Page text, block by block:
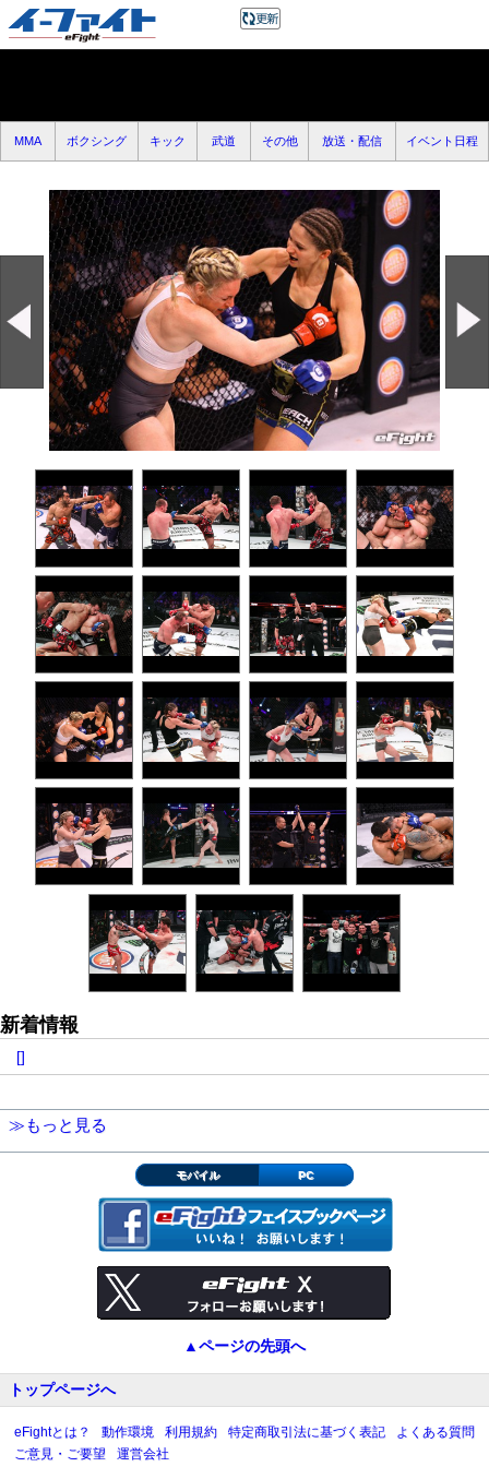
MMA ボクシング キック 武道 その他 放送・配信 イベント日程
新着情報
[]
≫もっと見る
モバイル PC
▲ページの先頭へ
トップページへ
eFightとは？ 動作環境 利用規約 特定商取引法に基づく表記
よくある質問
ご意見・ご要望
運営会社